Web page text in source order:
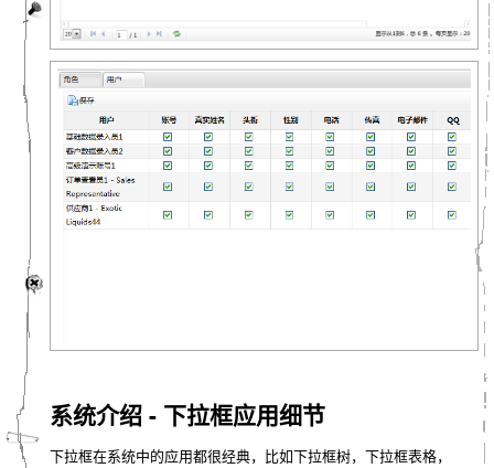
系统介绍 - 下拉框应用细节
下拉框在系统中的应用都很经典，比如下拉框树，下拉框表格，